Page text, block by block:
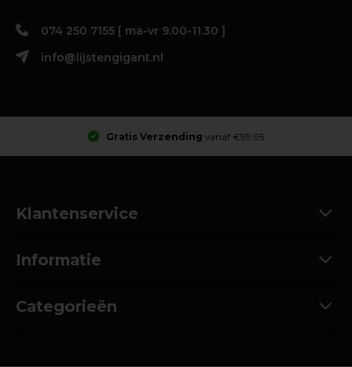
074 250 7155 [ ma-vr 9.00-11.30 ]
info@lijstengigant.nl
Gratis Verzending vanaf €99,95
Klantenservice
Informatie
Categorieën